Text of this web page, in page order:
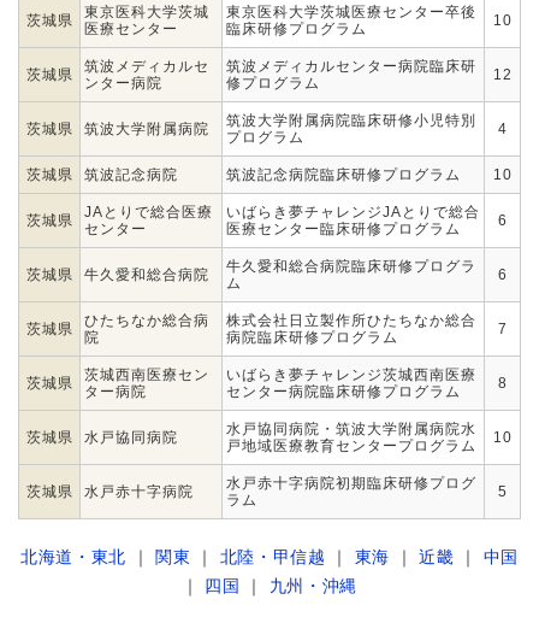
茨城県
東京医科大学茨城
医療センター
東京医科大学茨城医療センター卒後
臨床研修プログラム
10
茨城県
筑波メディカルセ
ンター病院
筑波メディカルセンター病院臨床研
修プログラム
12
茨城県 筑波大学附属病院
筑波大学附属病院臨床研修小児特別
プログラム
4
茨城県 筑波記念病院 筑波記念病院臨床研修プログラム 10
茨城県
JAとりで総合医療
センター
いばらき夢チャレンジJAとりで総合
医療センター臨床研修プログラム
6
茨城県 牛久愛和総合病院
牛久愛和総合病院臨床研修プログラ
ム
6
茨城県
ひたちなか総合病
院
株式会社日立製作所ひたちなか総合
病院臨床研修プログラム
7
茨城県
茨城西南医療セン
ター病院
いばらき夢チャレンジ茨城西南医療
センター病院臨床研修プログラム
8
茨城県 水戸協同病院
水戸協同病院・筑波大学附属病院水
戸地域医療教育センタープログラム
10
茨城県 水戸赤十字病院
水戸赤十字病院初期臨床研修プログ
ラム
5
北海道・東北 関東 北陸・甲信越 東海 ｜近畿
中国
四国 九州・沖縄